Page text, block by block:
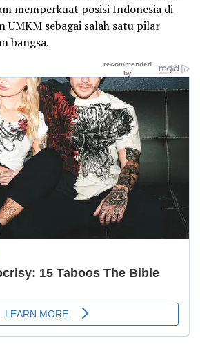
memperkuat posisi Indonesia di
UMKM sebagai salah satu pilar
bangsa.